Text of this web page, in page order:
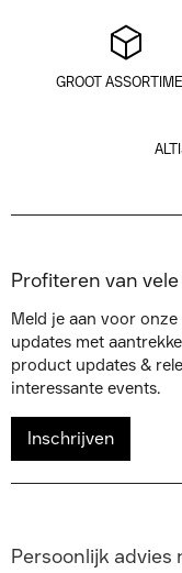
GROOT
Profiteren van vele
Meld je aan voor
updates met
product updates &
interessante events.
Inschrijven
Persoonlijk advies